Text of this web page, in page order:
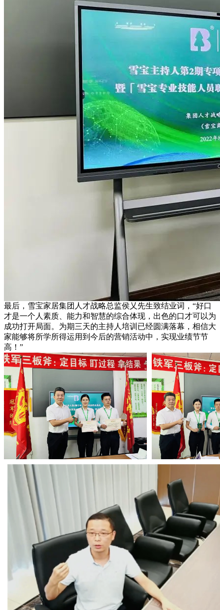
最后，雪宝家居集团人才战略总监侯乂先生致结业词，“好口
才是一个人素质、能力和智慧的综合体现，出色的口才可以为
成功打开局面。为期三天的主持人培训已经圆满落幕，相信大
家能够将所学所得运用到今后的营销活动中，实现业绩节节
高！”